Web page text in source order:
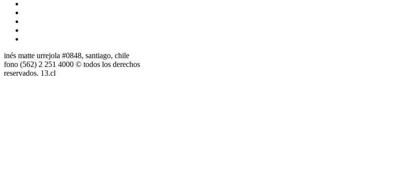
inés matte urrejola #0848, santiago, chile
fono (562) 2 251 4000 © todos los derechos
reservados. 13.cl